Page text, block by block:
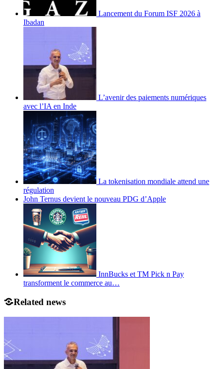
Lancement du Forum ISF 2026 à
Ibadan
L’avenir des paiements numériques
avec l’IA en Inde
La tokenisation mondiale attend une
régulation
John Ternus devient le nouveau PDG d’Apple
InnBucks et TM Pick n Pay
transforment le commerce au…
Related news